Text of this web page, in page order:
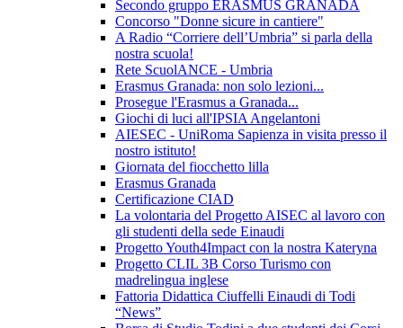
Secondo gruppo ERASMUS GRANADA
Concorso "Donne sicure in cantiere"
A Radio “Corriere dell’Umbria” si parla della
nostra scuola!
Rete ScuolANCE - Umbria
Erasmus Granada: non solo lezioni...
Prosegue l'Erasmus a Granada...
Giochi di luci all'IPSIA Angelantoni
AIESEC - UniRoma Sapienza in visita presso il
nostro istituto!
Giornata del fiocchetto lilla
Erasmus Granada
Certificazione CIAD
La volontaria del Progetto AISEC al lavoro con
gli studenti della sede Einaudi
Progetto Youth4Impact con la nostra Kateryna
Progetto CLIL 3B Corso Turismo con
madrelingua inglese
Fattoria Didattica Ciuffelli Einaudi di Todi
“News”